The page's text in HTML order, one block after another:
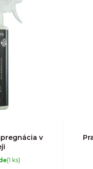
v
(1 ks)